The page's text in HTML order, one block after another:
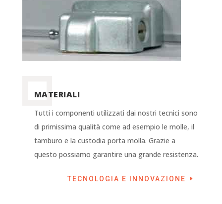
MATERIALI
Tutti i componenti utilizzati dai nostri tecnici sono
di primissima qualità come ad esempio le molle, il
tamburo e la custodia porta molla. Grazie a
questo possiamo garantire una grande resistenza.
TECNOLOGIA E INNOVAZIONE